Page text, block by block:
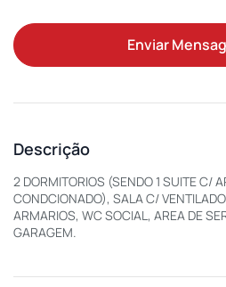
Enviar
Descrição
2 DORMITORIOS (SENDO 1 SUITE C/
CONDCIONADO), SALA C/
ARMARIOS, WC SOCIAL, AREA DE
GARAGEM.